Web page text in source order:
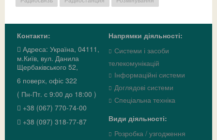
Контакти:
Адреса: Україна, 04111,
м.Київ, вул. Данила
Щербаківського 52,
6 поверх, офіс 322
( Пн-Пт. с 9:00 до 18:00 )
+38 (067) 770-74-00
+38 (097) 318-77-87
Напрямки діяльності:
Системи і засоби
телекомунікацій
Інформаційні системи
Доглядові системи
Спеціальна техніка
Види діяльності:
Розробка / узгодження